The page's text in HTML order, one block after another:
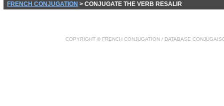
FRENCH CONJUGATION > CONJUGATE THE VERB RESALIR
COPYRIGHT © FRENCH CONJUGATION / DATABASE